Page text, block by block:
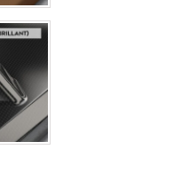
pour Ford Tourneo